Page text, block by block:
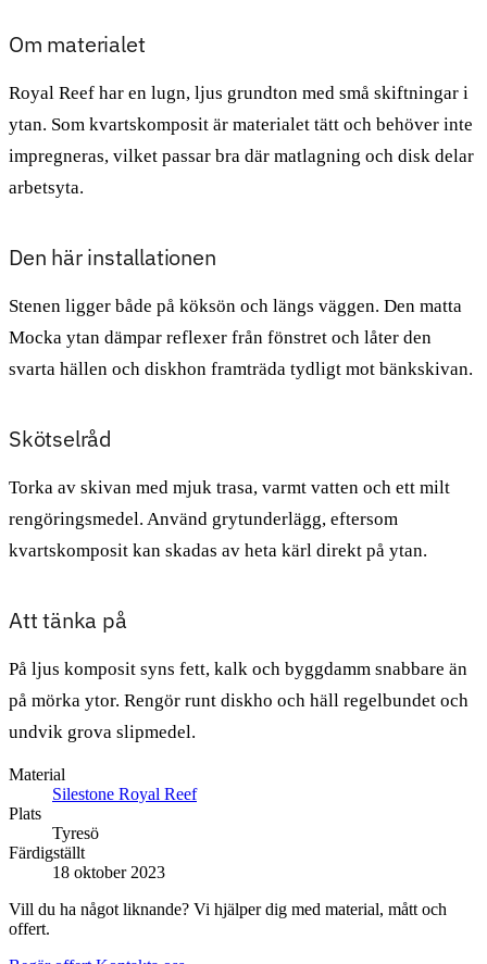
Om materialet
Royal Reef har en lugn, ljus grundton med små skiftningar i
ytan. Som kvartskomposit är materialet tätt och behöver inte
impregneras, vilket passar bra där matlagning och disk delar
arbetsyta.
Den här installationen
Stenen ligger både på köksön och längs väggen. Den matta
Mocka ytan dämpar reflexer från fönstret och låter den
svarta hällen och diskhon framträda tydligt mot bänkskivan.
Skötselråd
Torka av skivan med mjuk trasa, varmt vatten och ett milt
rengöringsmedel. Använd grytunderlägg, eftersom
kvartskomposit kan skadas av heta kärl direkt på ytan.
Att tänka på
På ljus komposit syns fett, kalk och byggdamm snabbare än
på mörka ytor. Rengör runt diskho och häll regelbundet och
undvik grova slipmedel.
Material
Silestone Royal Reef
Plats
Tyresö
Färdigställt
18 oktober 2023
Vill du ha något liknande? Vi hjälper dig med material, mått och
offert.